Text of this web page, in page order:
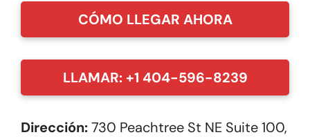
CÓMO LLEGAR AHORA
LLAMAR: +1 404-596-8239
Dirección:730 Peachtree St NE Suite 100,